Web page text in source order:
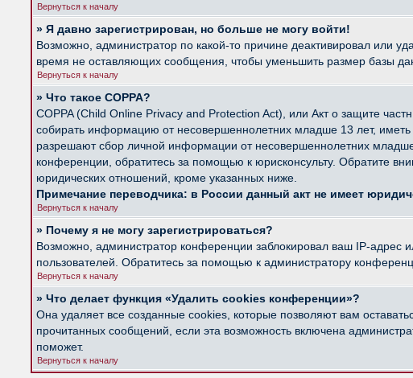
Вернуться к началу
» Я давно зарегистрирован, но больше не могу войти!
Возможно, администратор по какой-то причине деактивировал или
время не оставляющих сообщения, чтобы уменьшить размер базы
Вернуться к началу
» Что такое COPPA?
COPPA (Child Online Privacy and Protection Act), или Акт о защите
собирать информацию от несовершеннолетних младше 13 лет, иметь
разрешают сбор личной информации от несовершеннолетних
конференции, обратитесь за помощью к юрисконсульту. Обратите
юридических отношений, кроме указанных ниже.
Примечание переводчика: в России данный акт не имеет
Вернуться к началу
» Почему я не могу зарегистрироваться?
Возможно, администратор конференции заблокировал ваш IP-адрес
пользователей. Обратитесь за помощью к администратору
Вернуться к началу
» Что делает функция «Удалить cookies конференции»?
Она удаляет все созданные cookies, которые позволяют вам
прочитанных сообщений, если эта возможность включена
поможет.
Вернуться к началу